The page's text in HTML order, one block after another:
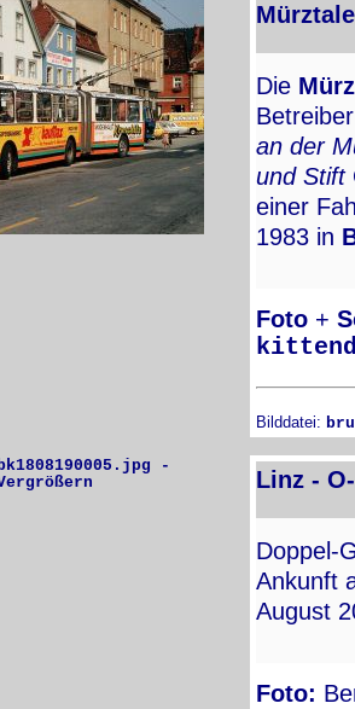
Die
an der
und Stift
einer
1983 in
Foto +
Bilddatei:
Linz -
Doppel-
Ankunft
August
Foto: